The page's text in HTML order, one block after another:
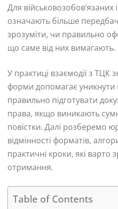
Для військовозобов’язаних
означають більше
зрозуміти, чи правильно
що саме від них вимагають.
У практиці взаємодії з ТЦК
форми допомагає уникнути
правильно підготувати
права, якщо виникають
повістки. Далі розберемо
відмінності форматів,
практичні кроки, які варто
отримання.
Table of Contents